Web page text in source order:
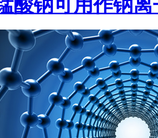
酸钠可用作钠